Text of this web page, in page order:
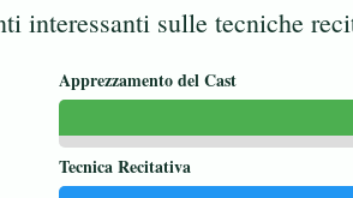
interessanti sulle tecniche
Apprezzamento del Cast
Tecnica Recitativa